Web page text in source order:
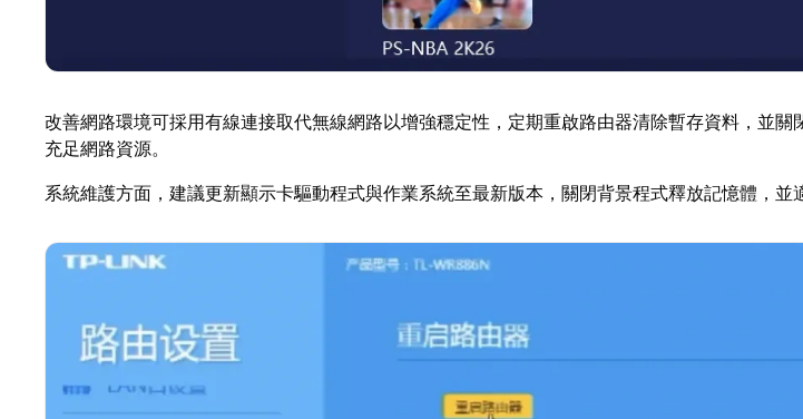
改善網路環境可採用有線連接取代無線網路以增強穩定性，定期重啟路由器清除暫存資料，並
充足網路資源。
系統維護方面，建議更新顯示卡驅動程式與作業系統至最新版本，關閉背景程式釋放記憶體，並